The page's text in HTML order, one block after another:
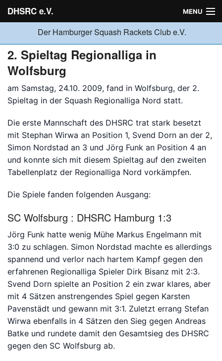
DHSRC e.V. MENU
Verein
Turniere
Sponsoren
Bitte anmelden
Der Hamburger Squash Rackets Club e.V.
2. Spieltag Regionalliga in
Wolfsburg
am Samstag, 24.10. 2009, fand in Wolfsburg, der 2.
Spieltag in der Squash Regionalliga Nord statt.
Die erste Mannschaft des DHSRC trat stark besetzt
mit Stephan Wirwa an Position 1, Svend Dorn an der 2,
Simon Nordstad an 3 und Jörg Funk an Position 4 an
und konnte sich mit diesem Spieltag auf den zweiten
Tabellenplatz der Regionalliga Nord vorkämpfen.
Die Spiele fanden folgenden Ausgang:
SC Wolfsburg : DHSRC Hamburg 1:3
Jörg Funk hatte wenig Mühe Markus Engelmann mit
3:0 zu schlagen. Simon Nordstad machte es allerdings
spannend und verlor nach hartem Kampf gegen den
erfahrenen Regionalliga Spieler Dirk Bisanz mit 2:3.
Svend Dorn spielte an Position 2 ein zwar klares, aber
mit 4 Sätzen anstrengendes Spiel gegen Karsten
Pavenstädt und gewann mit 3:1. Zuletzt errang Stefan
Wirwa ebenfalls in 4 Sätzen den Sieg gegen Andreas
Batke und rundete damit den Gesamtsieg des DHSRC
gegen den SC Wolfsburg ab.